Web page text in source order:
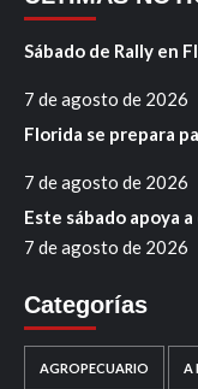
Sábado de Rally en
7 de agosto de 2026
Florida se prepara
7 de agosto de 2026
Este sábado apoya
7 de agosto de 2026
Categorías
AGROPECUARIO A